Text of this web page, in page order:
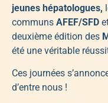
jeunes hépatologues,
communs AFEF/SFD
deuxième édition des
été une véritable
Ces journées
d’entre nous !